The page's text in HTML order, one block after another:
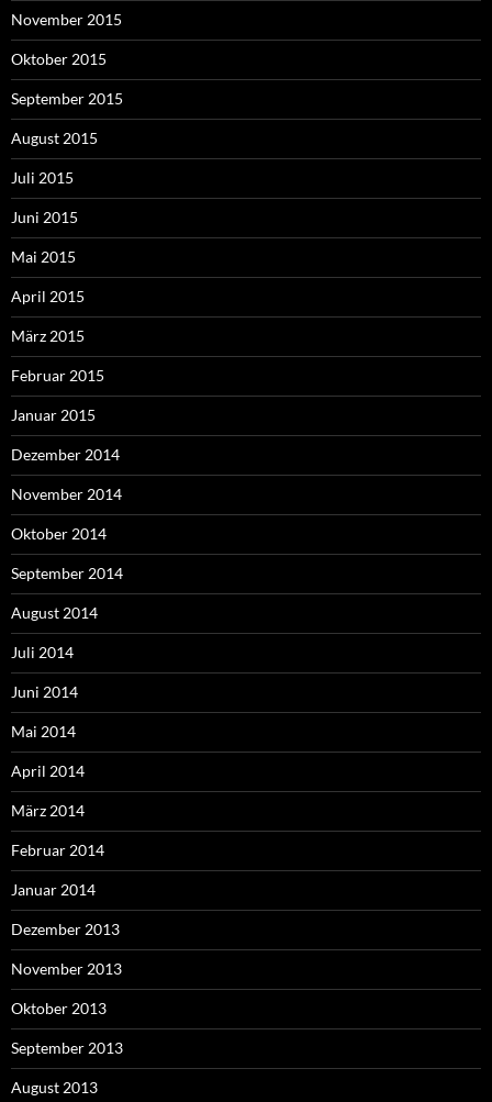
November 2015
Oktober 2015
September 2015
August 2015
Juli 2015
Juni 2015
Mai 2015
April 2015
März 2015
Februar 2015
Januar 2015
Dezember 2014
November 2014
Oktober 2014
September 2014
August 2014
Juli 2014
Juni 2014
Mai 2014
April 2014
März 2014
Februar 2014
Januar 2014
Dezember 2013
November 2013
Oktober 2013
September 2013
August 2013